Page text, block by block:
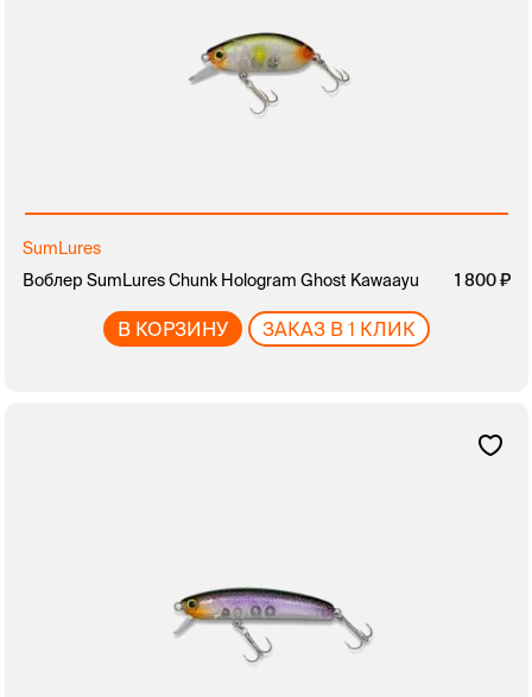
SumLures
Воблер SumLures Chunk Hologram Ghost Kawaayu
1 800
В КОРЗИНУ ЗАКАЗ В 1 КЛИК